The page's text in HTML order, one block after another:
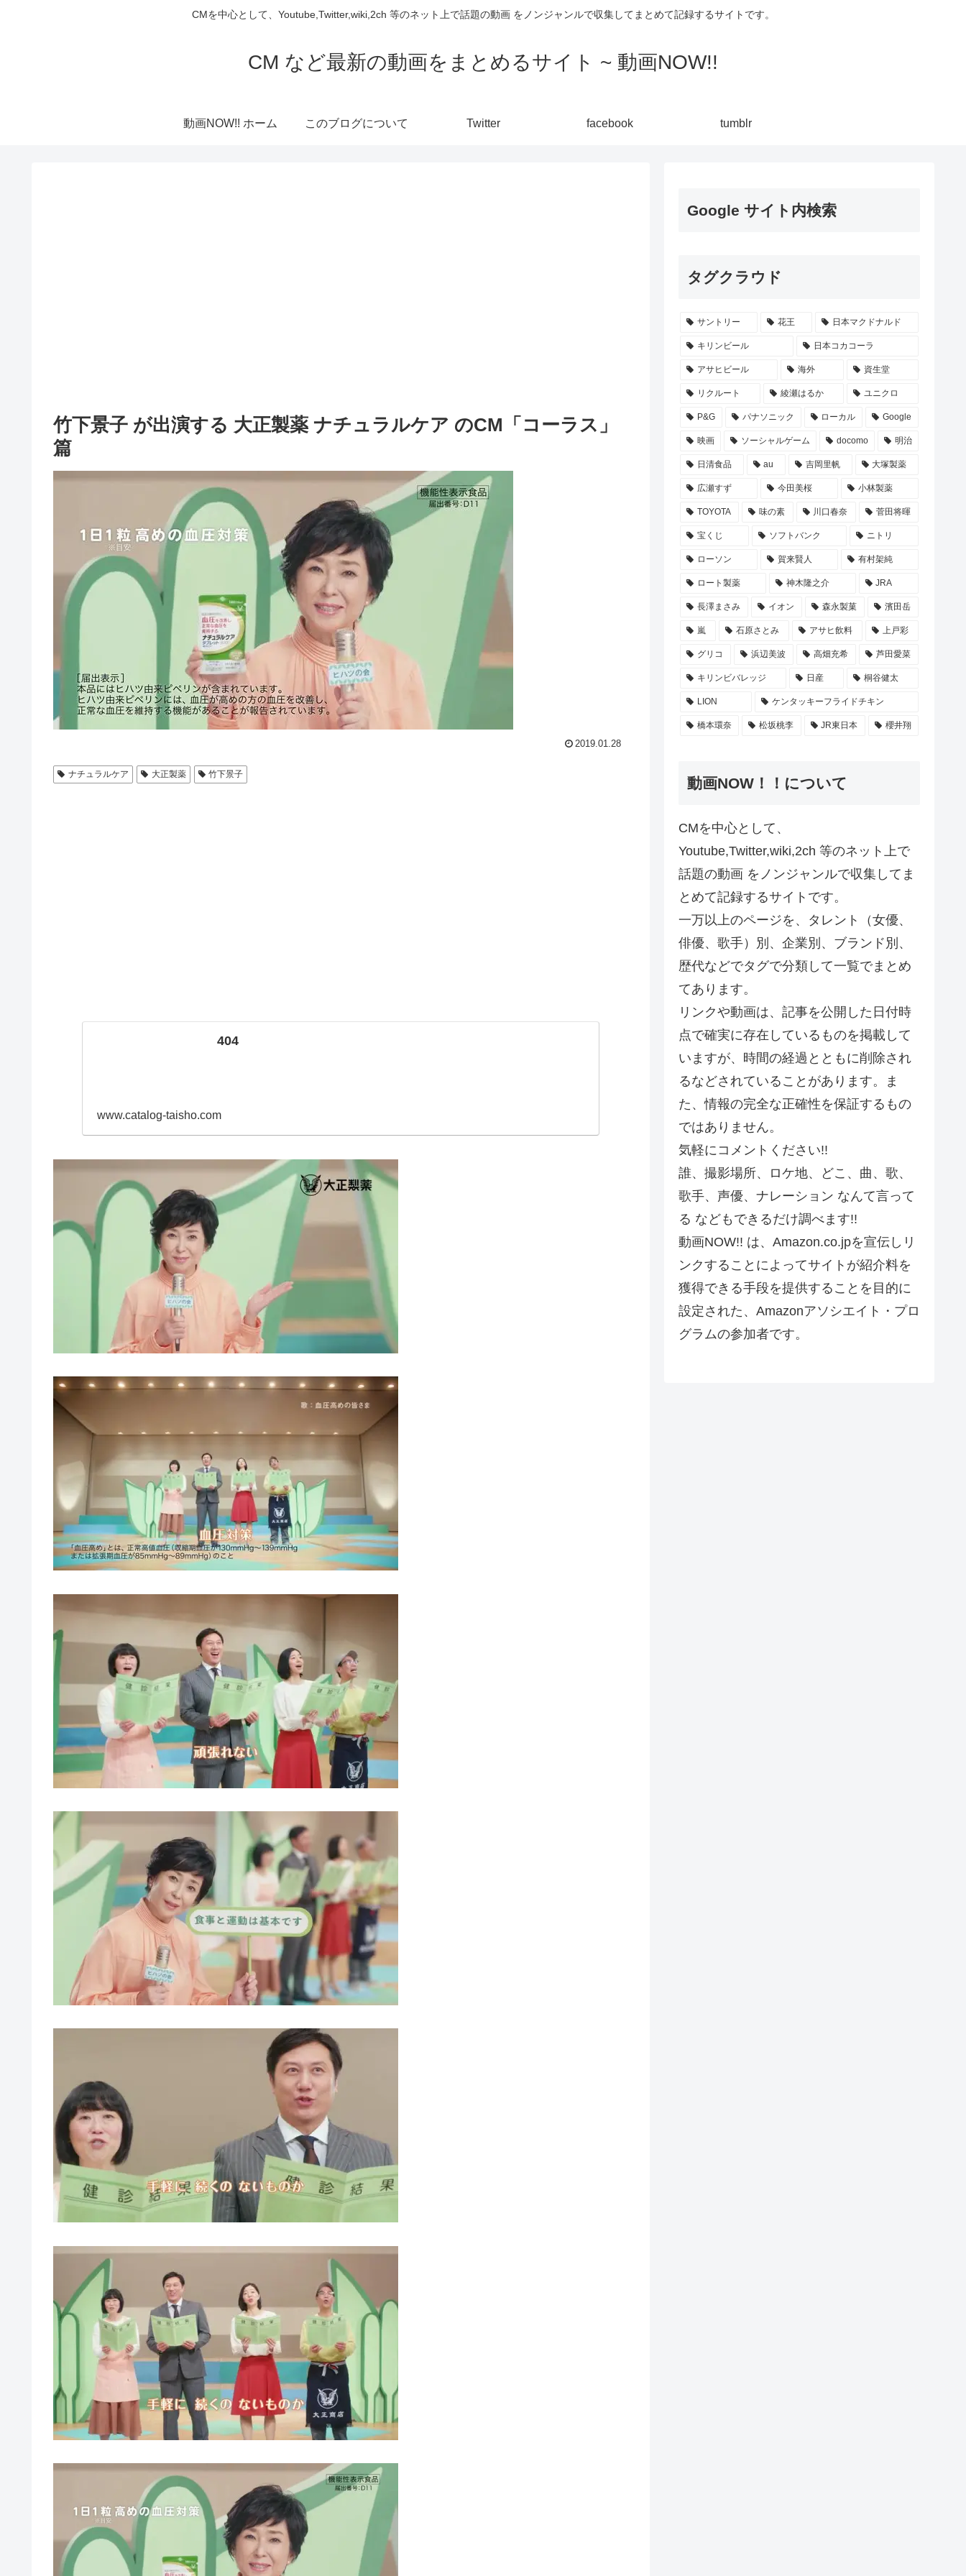
CMを中心として、Youtube,Twitter,wiki,2ch 等のネット上で話題の動画 をノンジャンルで収集してまとめて記録するサイトです。
CM など最新の動画をまとめるサイト ~ 動画NOW!!
動画NOW!! ホーム このブログについて Twitter facebook tumblr
竹下景子 が出演する 大正製薬 ナチュラルケア のCM「コーラス」
篇
2019.01.28
ナチュラルケア 大正製薬 竹下景子
404
www.catalog-taisho.com
Google サイト内検索
タグクラウド
サントリー 花王 日本マクドナルド
キリンビール 日本コカコーラ
アサヒビール 海外 資生堂
リクルート 綾瀬はるか ユニクロ
P&G パナソニック ローカル Google
映画 ソーシャルゲーム docomo 明治
日清食品 au 吉岡里帆 大塚製薬
広瀬すず 今田美桜 小林製薬
TOYOTA 味の素 川口春奈 菅田将暉
宝くじ ソフトバンク ニトリ
ローソン 賀来賢人 有村架純
ロート製薬 神木隆之介 JRA
長澤まさみ イオン 森永製菓 濱田岳
嵐 石原さとみ アサヒ飲料 上戸彩
グリコ 浜辺美波 高畑充希 芦田愛菜
キリンビバレッジ 日産 桐谷健太
LION ケンタッキーフライドチキン
橋本環奈 松坂桃李 JR東日本 櫻井翔
動画NOW！！について
CMを中心として、
Youtube,Twitter,wiki,2ch 等のネット上で
話題の動画 をノンジャンルで収集してま
とめて記録するサイトです。
一万以上のページを、タレント（女優、
俳優、歌手）別、企業別、ブランド別、
歴代などでタグで分類して一覧でまとめ
てあります。
リンクや動画は、記事を公開した日付時
点で確実に存在しているものを掲載して
いますが、時間の経過とともに削除され
るなどされていることがあります。ま
た、情報の完全な正確性を保証するもの
ではありません。
気軽にコメントください!!
誰、撮影場所、ロケ地、どこ、曲、歌、
歌手、声優、ナレーション なんて言って
る などもできるだけ調べます!!
動画NOW!! は、Amazon.co.jpを宣伝しリ
ンクすることによってサイトが紹介料を
獲得できる手段を提供することを目的に
設定された、Amazonアソシエイト・プロ
グラムの参加者です。